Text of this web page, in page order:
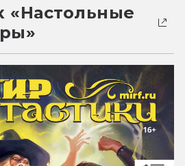
«Настольные